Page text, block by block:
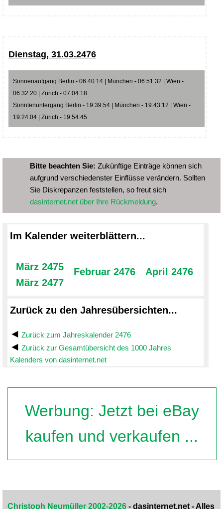
Dienstag, 31.03.2476
Sonnenaufgang Berlin - 06:40:14 | München - 06:51:32 | Wien -
06:32:20 | Zürich - 07:04:18
Sonntenuntergang Berlin - 19:39:54 | München - 19:43:12 | Wien -
19:24:04 | Zürich - 19:54:45
Bitte beachten Sie: Zukünftige Einträge können sich
aufgrund verschiedenster Einflüsse verändern. Sollten
Sie Diskrepanzen feststellen, so freut sich
dasinternet.net über Ihre Rückmeldung.
Im Kalender weiterblättern...
März 2475
März 2477
Februar 2476 April 2476
Zurück zu den Jahresübersichten...
Zurück zum Jahreskalender 2476
Zurück zur Gesamtübersicht des 1000 Jahres
Kalenders von dasinternet.net
Werbung: Jetzt bei eBay
kaufen und verkaufen ...
Christoph Neumüller 2002-2026 - dasinternet.net - Alles